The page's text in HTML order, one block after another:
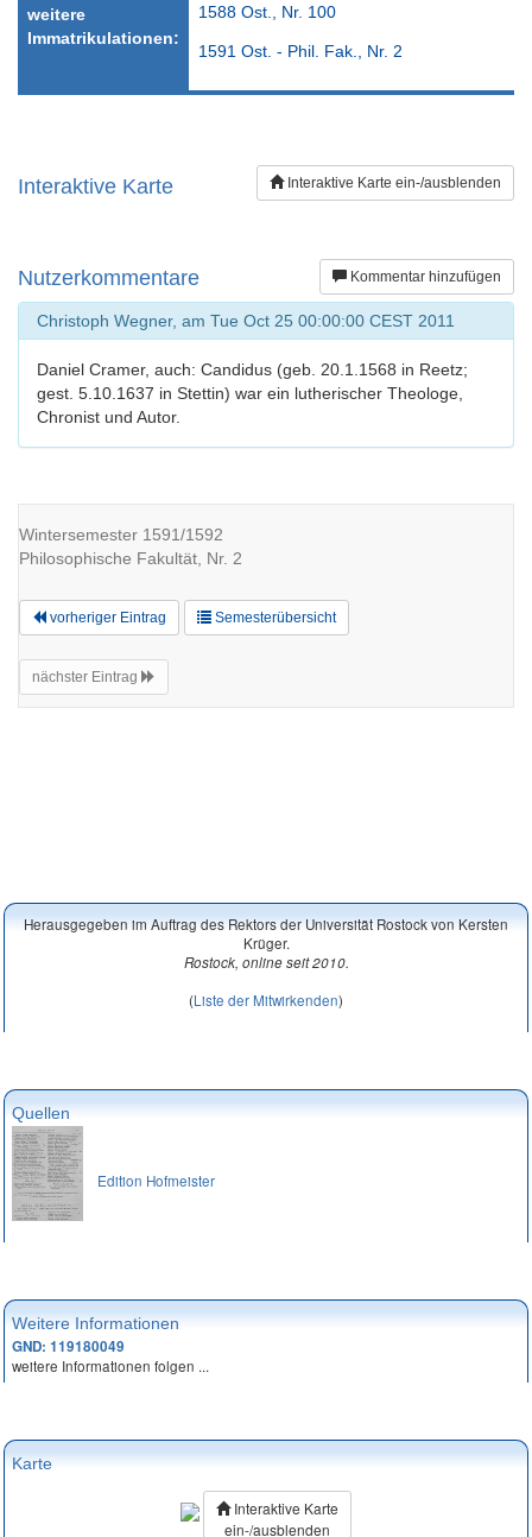
weitere
Immatrikulationen:
1588 Ost., Nr. 100
1591 Ost. - Phil. Fak., Nr. 2
Interaktive Karte ein-/ausblenden
Interaktive Karte
Kommentar hinzufügen
Nutzerkommentare
Christoph Wegner, am Tue Oct 25 00:00:00 CEST 2011
Daniel Cramer, auch: Candidus (geb. 20.1.1568 in Reetz;
gest. 5.10.1637 in Stettin) war ein lutherischer Theologe,
Chronist und Autor.
Wintersemester 1591/1592
Philosophische Fakultät, Nr. 2
vorheriger Eintrag Semesterübersicht
nächster Eintrag
Herausgegeben im Auftrag des Rektors der Universität Rostock von Kersten
Krüger.
Rostock, online seit 2010.
(Liste der Mitwirkenden)
Quellen
Edition Hofmeister
Weitere Informationen
GND: 119180049
weitere Informationen folgen ...
Karte
Interaktive Karte
ein-/ausblenden